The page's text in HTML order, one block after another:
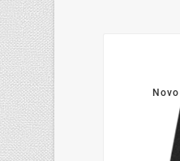
Novo